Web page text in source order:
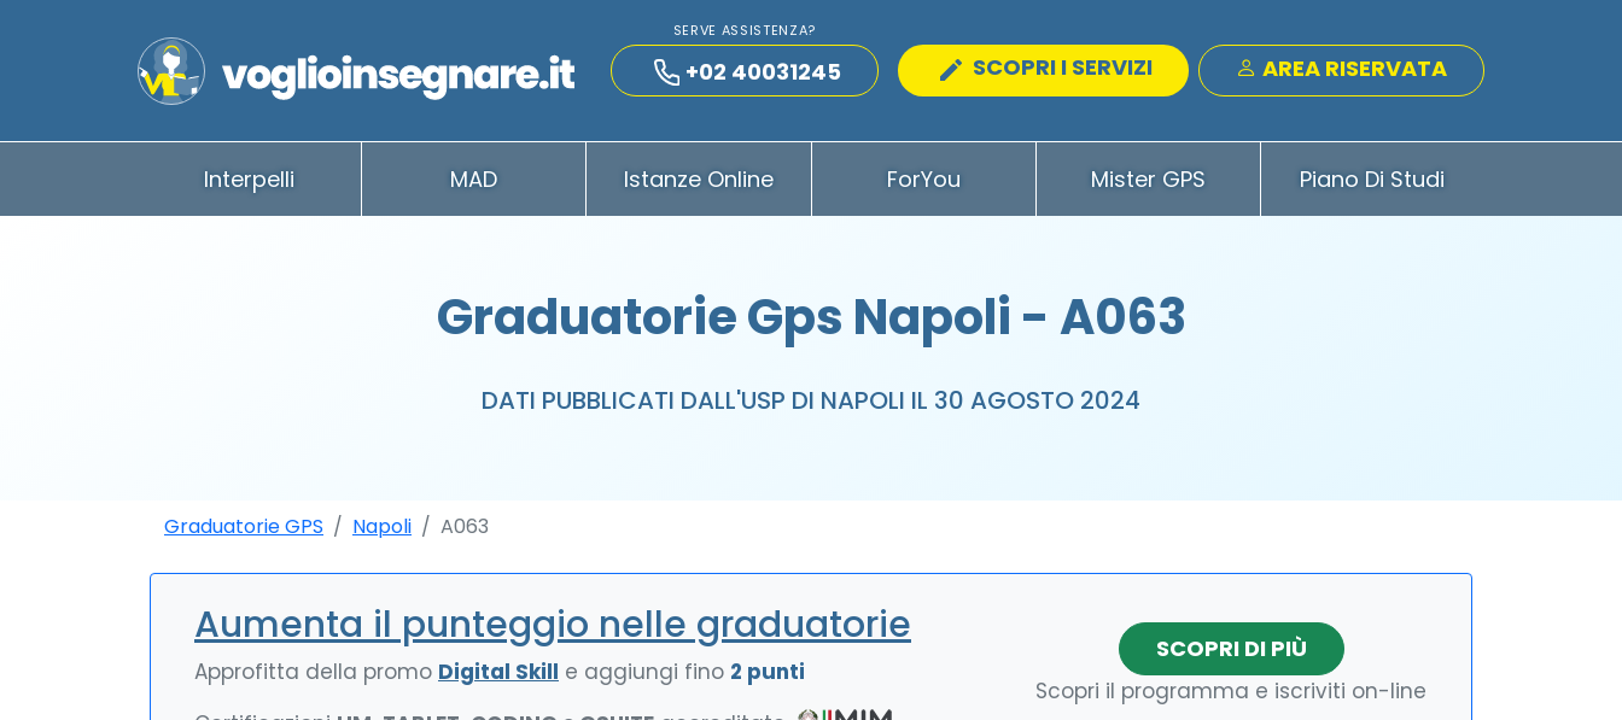
SERVE ASSISTENZA?
+02 40031245 SCOPRI I SERVIZI AREA RISERVATA
Interpelli MAD Istanze Online ForYou Mister GPS Piano Di Studi
Graduatorie Gps Napoli - A063
DATI PUBBLICATI DALL'USP DI NAPOLI IL 30 AGOSTO 2024
Graduatorie GPS Napoli A063
Aumenta il punteggio nelle graduatorie
Approfitta della promo Digital Skill e aggiungi fino 2 punti
SCOPRI DI PIÙ
Scopri il programma e iscriviti on-line